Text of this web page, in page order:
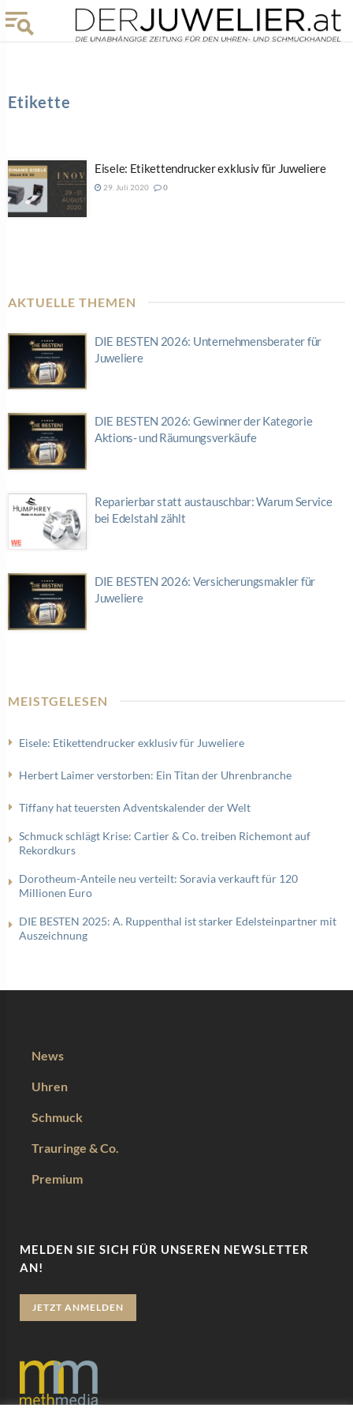
Etikette
Eisele: Etikettendrucker exklusiv für Juweliere
29. Juli 2020 0
AKTUELLE THEMEN
DIE BESTEN 2026: Unternehmensberater für
Juweliere
DIE BESTEN 2026: Gewinner der Kategorie
Aktions- und Räumungsverkäufe
Reparierbar statt austauschbar: Warum Service
bei Edelstahl zählt
DIE BESTEN 2026: Versicherungsmakler für
Juweliere
MEISTGELESEN
Eisele: Etikettendrucker exklusiv für Juweliere
Herbert Laimer verstorben: Ein Titan der Uhrenbranche
Tiffany hat teuersten Adventskalender der Welt
Schmuck schlägt Krise: Cartier & Co. treiben Richemont auf
Rekordkurs
Dorotheum-Anteile neu verteilt: Soravia verkauft für 120
Millionen Euro
DIE BESTEN 2025: A. Ruppenthal ist starker Edelsteinpartner mit
Auszeichnung
News
Uhren
Schmuck
Trauringe & Co.
Premium
MELDEN SIE SICH FÜR UNSEREN NEWSLETTER
AN!
JETZT ANMELDEN